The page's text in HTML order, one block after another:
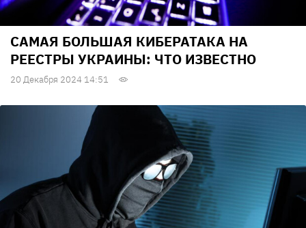
САМАЯ БОЛЬШАЯ КИБЕРАТАКА НА
РЕЕСТРЫ УКРАИНЫ: ЧТО ИЗВЕСТНО
20 Декабря 2024 14:51